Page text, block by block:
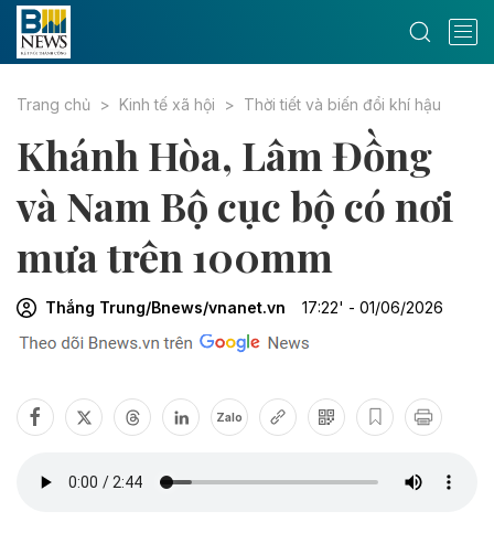
Trang chủ Kinh tế xã hội Thời tiết và biến đổi khí hậu
Khánh Hòa, Lâm Đồng
và Nam Bộ cục bộ có nơi
mưa trên 100mm
Thắng Trung/Bnews/vnanet.vn 17:22' - 01/06/2026
Zalo